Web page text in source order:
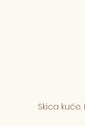
Skica